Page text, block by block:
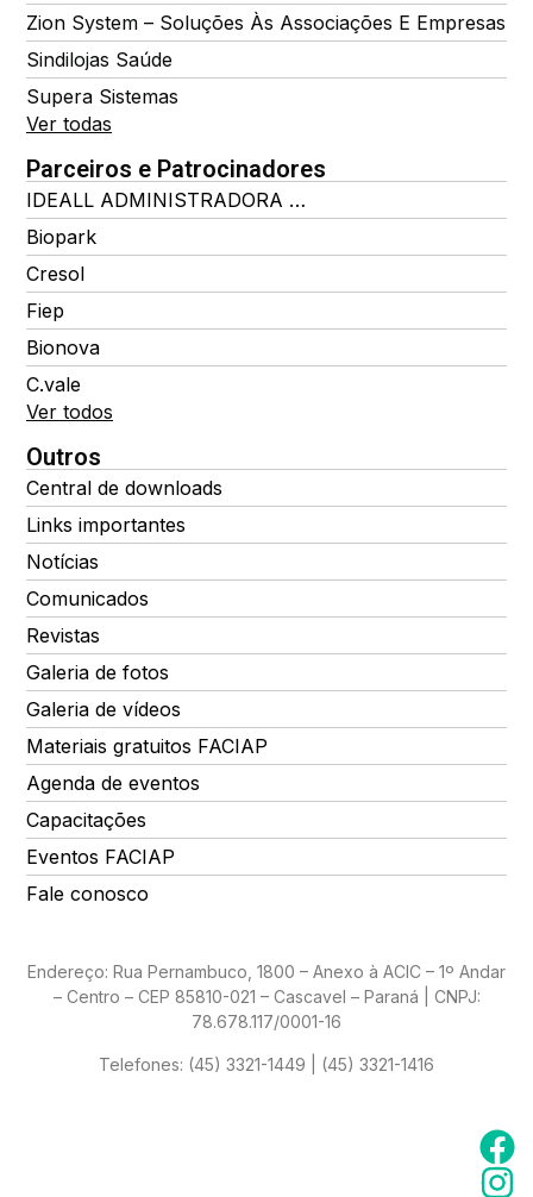
Zion System – Soluções Às Associações E Empresas
Sindilojas Saúde
Supera Sistemas
Ver todas
Parceiros e Patrocinadores
IDEALL ADMINISTRADORA DE BENEFÍCIOS
Biopark
Cresol
Fiep
Bionova
C.vale
Ver todos
Outros
Central de downloads
Links importantes
Notícias
Comunicados
Revistas
Galeria de fotos
Galeria de vídeos
Materiais gratuitos FACIAP
Agenda de eventos
Capacitações
Eventos FACIAP
Fale conosco
Endereço: Rua Pernambuco, 1800 – Anexo à ACIC – 1º Andar
– Centro – CEP 85810-021 – Cascavel – Paraná | CNPJ:
78.678.117/0001-16
Telefones: (45) 3321-1449 | (45) 3321-1416